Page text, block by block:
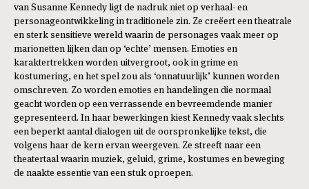
van Susanne Kennedy ligt de nadruk niet op verhaal- en
personageontwikkeling in traditionele zin. Ze creëert een theatrale
en sterk sensitieve wereld waarin de personages vaak meer op
marionetten lijken dan op ‘echte’ mensen. Emoties en
karaktertrekken worden uitvergroot, ook in grime en
kostumering, en het spel zou als ‘onnatuurlijk’ kunnen worden
omschreven. Zo worden emoties en handelingen die normaal
geacht worden op een verrassende en bevreemdende manier
gepresenteerd. In haar bewerkingen kiest Kennedy vaak slechts
een beperkt aantal dialogen uit de oorspronkelijke tekst, die
volgens haar de kern ervan weergeven. Ze streeft naar een
theatertaal waarin muziek, geluid, grime, kostumes en beweging
de naakte essentie van een stuk oproepen.